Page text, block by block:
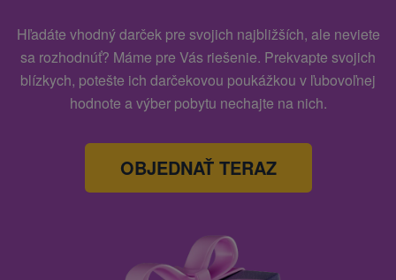
Hľadáte vhodný darček pre svojich najbližších, ale neviete
sa rozhodnúť? Máme pre Vás riešenie. Prekvapte svojich
blízkych, potešte ich darčekovou poukážkou v ľubovoľnej
hodnote a výber pobytu nechajte na nich.
OBJEDNAŤ TERAZ